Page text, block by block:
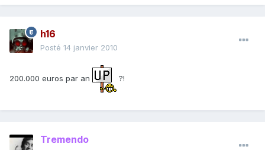
h16
Posté 14 janvier 2010
200.000 euros par an ?!
Tremendo